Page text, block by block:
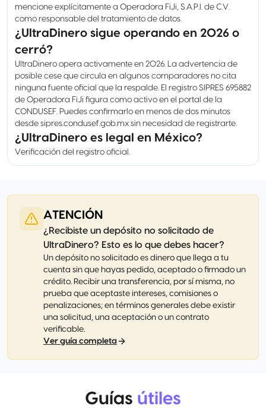
mencione explícitamente a Operadora FiJi, S.A.P.I. de C.V.
como responsable del tratamiento de datos.
¿UltraDinero sigue operando en 2026 o
cerró?
UltraDinero opera activamente en 2026. La advertencia de
posible cese que circula en algunos comparadores no cita
ninguna fuente oficial que la respalde. El registro SIPRES 695882
de Operadora FiJi figura como activo en el portal de la
CONDUSEF. Puedes confirmarlo en menos de dos minutos
desde sipres.condusef.gob.mx sin necesidad de registrarte.
¿UltraDinero es legal en México?
Verificación del registro oficial.
ATENCIÓN
¿Recibiste un depósito no solicitado de
UltraDinero? Esto es lo que debes hacer?
Un depósito no solicitado es dinero que llega a tu
cuenta sin que hayas pedido, aceptado o firmado un
crédito. Recibir una transferencia, por sí misma, no
prueba que aceptaste intereses, comisiones o
penalizaciones; en términos generales debe existir
una solicitud, una aceptación o un contrato
verificable.
Ver guía completa
Guías útiles